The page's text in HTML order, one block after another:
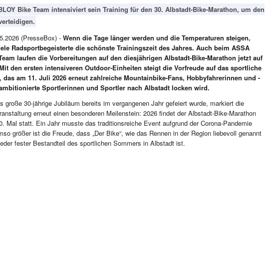
Bike Team intensiviert sein Training für den 30. Albstadt-Bike-Marathon, um den
(PresseBox) - Wenn die Tage länger werden und die Temperaturen steigen,
Radsportbegeisterte die schönste Trainingszeit des Jahres. Auch beim ASSA
laufen die Vorbereitungen auf den diesjährigen Albstadt-Bike-Marathon jetzt auf
den ersten intensiveren Outdoor-Einheiten steigt die Vorfreude auf das sportliche
das am 11. Juli 2026 erneut zahlreiche Mountainbike-Fans, Hobbyfahrerinnen und -
Sportlerinnen und Sportler nach Albstadt locken wird.
große 30-jährige Jubiläum bereits im vergangenen Jahr gefeiert wurde, markiert die
erneut einen besonderen Meilenstein: 2026 findet der Albstadt-Bike-Marathon
Mal statt. Ein Jahr musste das traditionsreiche Event aufgrund der Corona-Pandemie
größer ist die Freude, dass „Der Bike“, wie das Rennen in der Region liebevoll genannt
fester Bestandteil des sportlichen Sommers in Albstadt ist.